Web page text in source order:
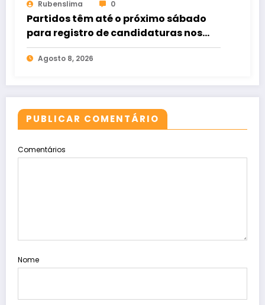
Rubenslima 0
Partidos têm até o próximo sábado
para registro de candidaturas nos
tribunais
Agosto 8, 2026
PUBLICAR COMENTÁRIO
Comentários
Nome